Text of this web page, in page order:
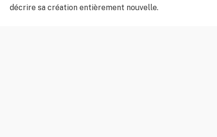
décrire sa création entièrement nouvelle.